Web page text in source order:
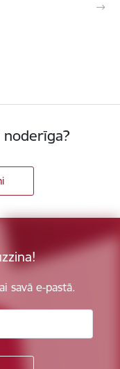
savā e-pastā.